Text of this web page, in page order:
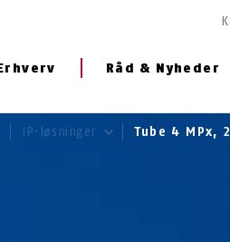
Råd & Nyheder
IP-løsninger Tube 4 MPx,